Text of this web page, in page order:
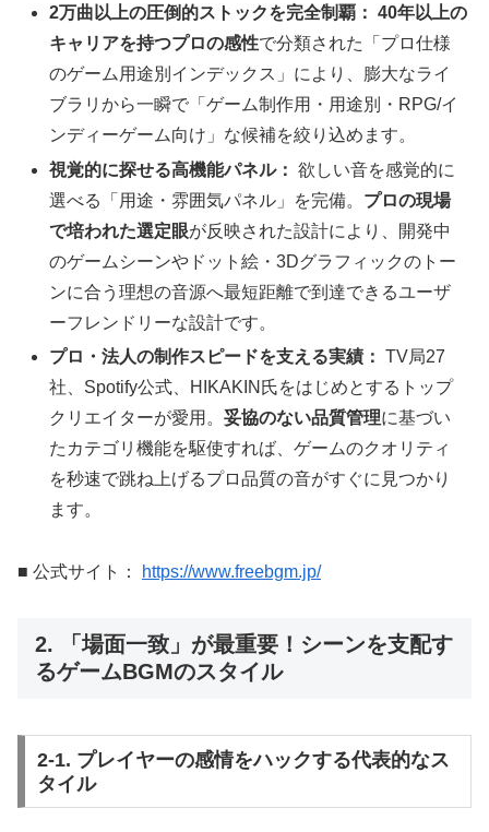
2万曲以上の圧倒的ストックを完全制覇： 40年以上の
キャリアを持つプロの感性で分類された「プロ仕様
のゲーム用途別インデックス」により、膨大なライ
ブラリから一瞬で「ゲーム制作用・用途別・RPG/イ
ンディーゲーム向け」な候補を絞り込めます。
視覚的に探せる高機能パネル： 欲しい音を感覚的に
選べる「用途・雰囲気パネル」を完備。 プロの現場
で培われた選定眼が反映された設計により、開発中
のゲームシーンやドット絵・3Dグラフィックのトー
ンに合う理想の音源へ最短距離で到達できるユーザ
ーフレンドリーな設計です。
プロ・法人の制作スピードを支える実績： TV局27
社、Spotify公式、HIKAKIN氏をはじめとするトップ
クリエイターが愛用。妥協のない品質管理に基づい
たカテゴリ機能を駆使すれば、ゲームのクオリティ
を秒速で跳ね上げるプロ品質の音がすぐに見つかり
ます。
■ 公式サイト： https://www.freebgm.jp/
2. 「場面一致」が最重要！シーンを支配す
るゲームBGMのスタイル
2-1. プレイヤーの感情をハックする代表的なス
タイル